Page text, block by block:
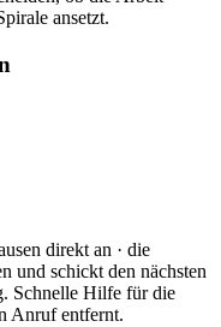
ansetzt.
direkt an · die
und schickt den nächsten
Schnelle Hilfe für die
Anruf entfernt.